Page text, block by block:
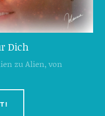
Dich
zu Alien, von